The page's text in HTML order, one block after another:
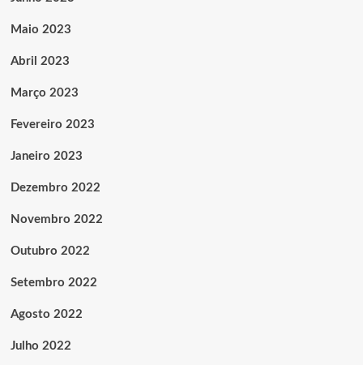
Maio 2023
Abril 2023
Março 2023
Fevereiro 2023
Janeiro 2023
Dezembro 2022
Novembro 2022
Outubro 2022
Setembro 2022
Agosto 2022
Julho 2022